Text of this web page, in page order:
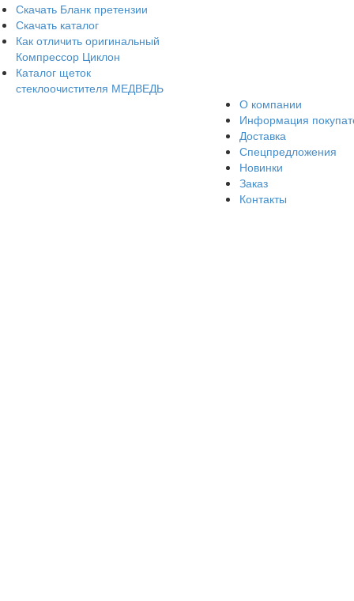
Скачать Бланк претензии
Скачать каталог
Как отличить оригинальный
Компрессор Циклон
Каталог щеток
стеклоочистителя МЕДВЕДЬ
О компании
Информация
Доставка
Спецпредложения
Новинки
Заказ
Контакты